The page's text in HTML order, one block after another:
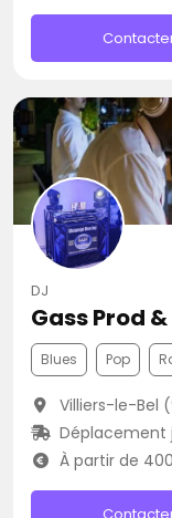
DJ
Gass Prod
Blues Pop
Villiers-le-Bel
Déplacement
À partir de